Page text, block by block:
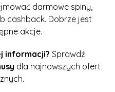
darmowe spiny,
cashback. Dobrze jest
akcje.
informacji? Sprawdź
dla najnowszych ofert